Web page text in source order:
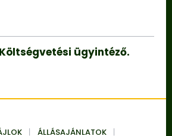
ügyintéző.
ÁLLÁSAJÁNLATOK